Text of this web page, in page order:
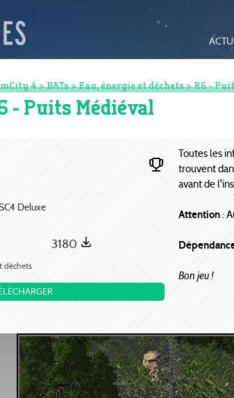
4>BATs>Eau, énergie et déchets> R6 -
- Puits Médiéval
Deluxe
3180
déchets
Toutes les
trouvent
avant de
Attention:
Bon jeu !